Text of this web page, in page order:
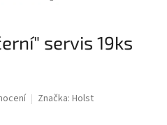
servis 19ks
Značka: Holst